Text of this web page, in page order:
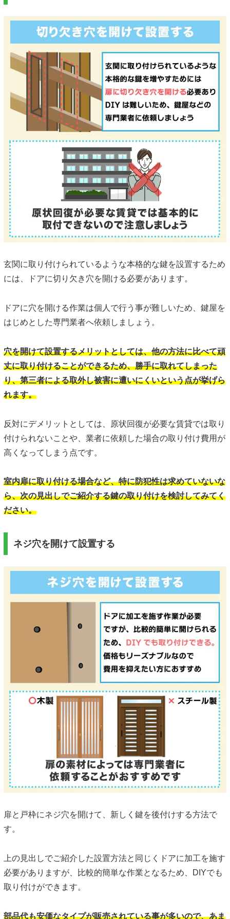
玄関に取り付けられているような本格的な鍵を設置するため
には、ドアに切り欠き穴を開ける必要があります。
ドアに穴を開ける作業は個人で行う事が難しいため、鍵屋を
はじめとした専門業者へ依頼しましょう。
穴を開けて設置するメリットとしては、他の方法に比べて頑
丈に取り付けることができるため、勝手に取れてしまった
り、第三者による取外し被害に遭いにくいという点が挙げら
れます。
反対にデメリットとしては、原状回復が必要な賃貸では取り
付けられないことや、業者に依頼した場合の取り付け費用が
高くなってしまう点です。
室内扉に取り付ける場合など、特に防犯性は求めていないな
ら、次の見出しでご紹介する鍵の取り付けを検討してみてく
ださい。
ネジ穴を開けて設置する
扉と戸枠にネジ穴を開けて、新しく鍵を後付けする方法で
す。
上の見出しでご紹介した設置方法と同じくドアに加工を施す
必要がありますが、比較的簡単な作業となるため、DIYでも
取り付けができます。
部品代も安価なタイプが販売されている事が多いので、あま